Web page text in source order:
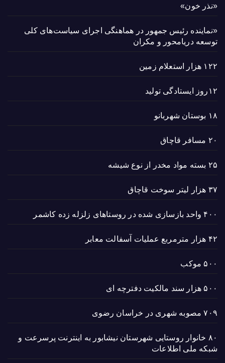
«نذر خون»
«نماینده رئیس جمهور در هماهنگی اجرای سیاست‌های کلی
توسعه دریامحور و مکران
۱۲۲ هزار استعلام زمین
۱۲روز ایستادگی تولید
۱۸ بوستان شهربانو
۲۰ مسافر قاچاق
۲۵ بسته مواد مخدر از نوع شیشه
۳۷ هزار لیتر سوخت قاچاق
۴۰۰ واحد بازسازی شده در روستاهای زلزله زده کاشمر
۴۲ هزار مترمربع عملیات آسفالت معابر
۵۰۰ موکب
۵۰۰ هزار سند مالکیت دفترچه ای
۷۰۹ مصوبه شهری در خراسان رضوی
۸۰ خانوار روستایی شهرستان نیشابور به اینترنت پرسرعت و
شبکه ملی اطلاعات